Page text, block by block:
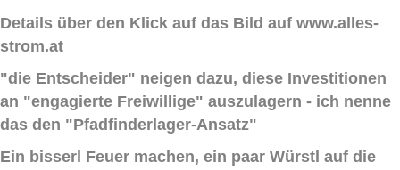
Details über den Klick auf das Bild auf www.alles-
strom.at
"die Entscheider" neigen dazu, diese Investitionen
an "engagierte Freiwillige" auszulagern - ich nenne
das den "Pfadfinderlager-Ansatz"
Ein bisserl Feuer machen, ein paar Würstl auf die